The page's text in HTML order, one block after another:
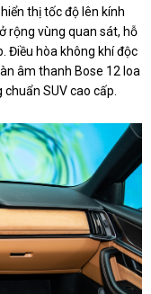
thị tốc độ lên kính
rộng vùng quan sát, hỗ
Điều hòa không khí độc
âm thanh Bose 12 loa
SUV cao cấp.